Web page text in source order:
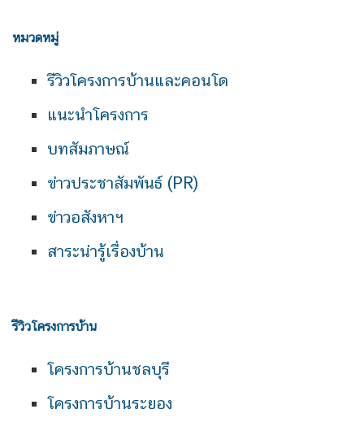
หมวดหมู่
รีวิวโครงการบ้านและคอนโด
แนะนำโครงการ
บทสัมภาษณ์
ข่าวประชาสัมพันธ์ (PR)
ข่าวอสังหาฯ
สาระน่ารู้เรื่องบ้าน
รีวิวโครงการบ้าน
โครงการบ้านชลบุรี
โครงการบ้านระยอง